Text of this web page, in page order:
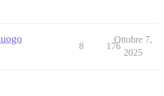
8 176
Ottobre 7,
2025